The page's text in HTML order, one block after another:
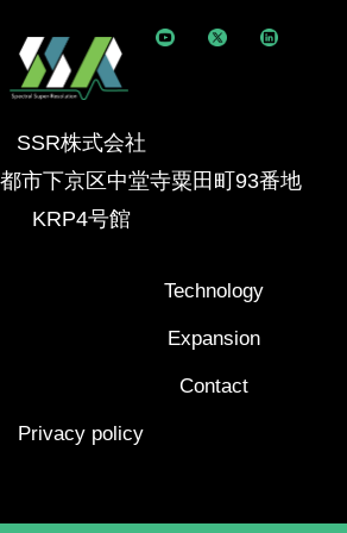
SSR株式会社
市下京区中堂寺粟田町93番地
KRP4号館
Technology
Expansion
Contact
Privacy policy